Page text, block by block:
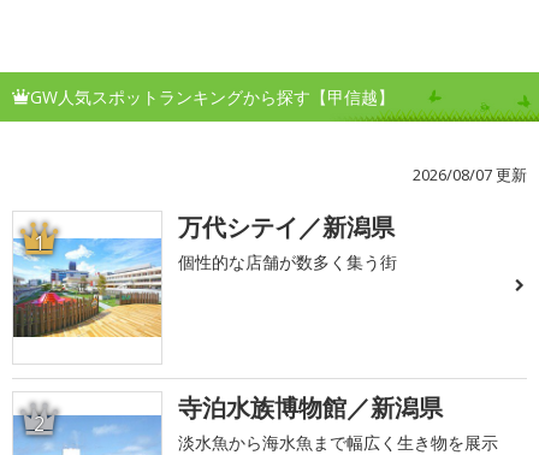
GW人気スポットランキングから探す【甲信越】
2026/08/07 更新
1 万代シテイ／新潟県
個性的な店舗が数多く集う街
2 寺泊水族博物館／新潟県
淡水魚から海水魚まで幅広く生き物を展示